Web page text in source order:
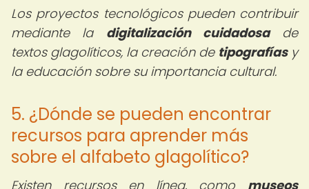
Los proyectos tecnológicos pueden contribuir
mediante la digitalización cuidadosade
textos glagolíticos, la creación de tipografíasy
la educación sobre su importancia cultural.
5. ¿Dónde se pueden encontrar
recursos para aprender más
sobre el alfabeto glagolítico?
Existen recursos en línea, como museos